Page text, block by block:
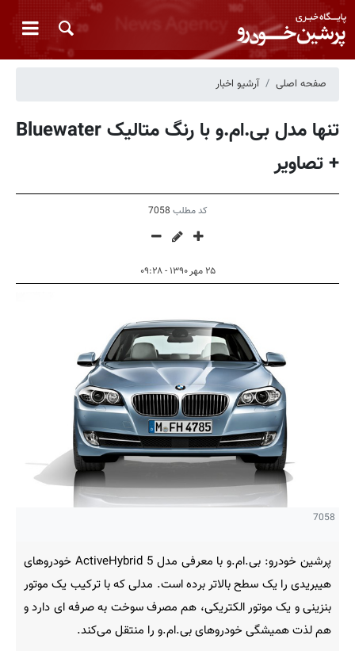
صفحه اصلی آرشیو اخبار
تنها مدل بی.ام.و با رنگ متالیک Bluewater
+ تصاویر
کد مطلب 7058
۲۵ مهر ۱۳۹۰ - ۰۹:۲۸
7058
پرشین خودرو: بی.ام.و با معرفی مدل 5 ActiveHybrid خودروهای
هیبریدی را یک سطح بالاتر برده است. مدلی که با ترکیب یک موتور
بنزینی و یک موتور الکتریکی، هم مصرف سوخت به صرفه ای دارد و
هم لذت همیشگی خودروهای بی.ام.و را منتقل می‌کند.